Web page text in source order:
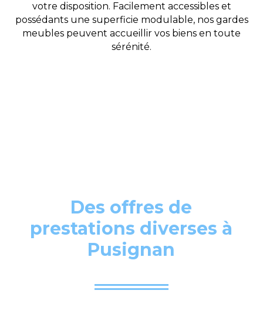
votre disposition. Facilement accessibles et
possédants une superficie modulable, nos gardes
meubles peuvent accueillir vos biens en toute
sérénité.
Des offres de
prestations diverses à
Pusignan